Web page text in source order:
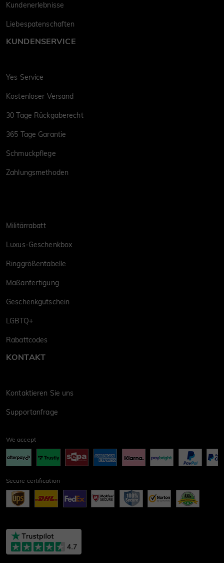
Kundenerlebnisse
Liebespatenschaften
KUNDENSERVICE
Yes Service
Kostenloser Versand
30 Tage Rückgaberecht
365 Tage Garantie
Schmuckpflege
Zahlungsmethoden
Militärrabatt
Luxus-Geschenkbox
Ringgrößentabelle
Maßanfertigung
Geschenkgutschein
LGBTQ+
Rabattcodes
KONTAKT
Kontaktieren Sie uns
Supportanfrage
We accept
Secure certification